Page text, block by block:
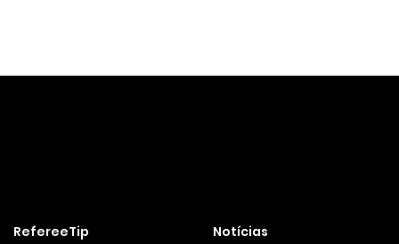
RefereeTip Notícias